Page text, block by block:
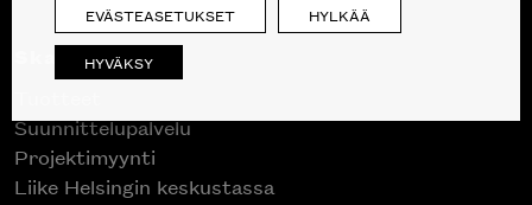
Skanno
Suunnittelupalvelu
Projektimyynti
Liike Helsingin keskustassa
EVÄSTEASETUKSET HYLKÄÄ
HYVÄKSY